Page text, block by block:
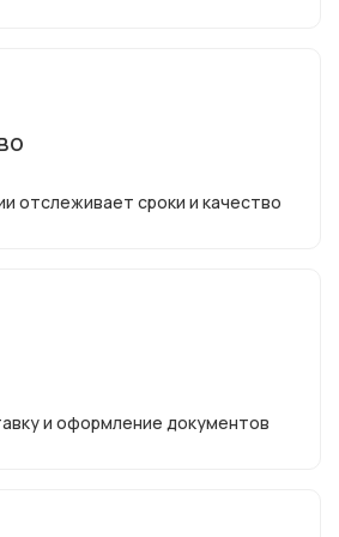
отслеживает сроки и качество
и оформление документов